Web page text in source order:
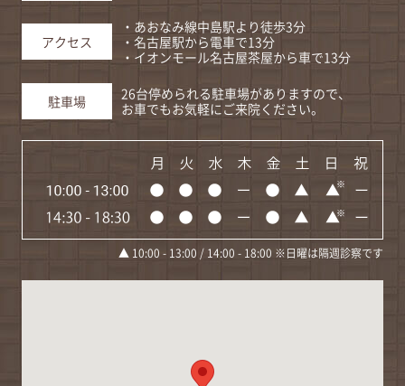
アクセス
・あおなみ線中島駅より徒歩3分
・名古屋駅から電車で13分
・イオンモール名古屋茶屋から車で13分
駐車場
26台停められる駐車場がありますので、
お車でもお気軽にご来院ください。
▲ 10:00 - 13:00 / 14:00 - 18:00 ※日曜は隔週診察です